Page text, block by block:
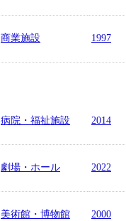
商業施設 1997
病院・福祉施設 2014
劇場・ホール 2022
美術館・博物館 2000